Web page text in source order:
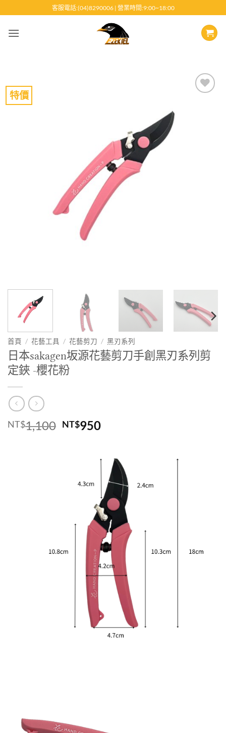
至
客服電話:(04)8290006 | 營業時間:9:00~18:00
特價
首頁 / 花藝工具 / 花藝剪刀 / 黑刃系列
日本sakagen坂源花藝剪刀手創黑刃系列剪
定鋏 -櫻花粉
NT$1,100 原
NT$1,100。
NT$950目
格：
NT$950。